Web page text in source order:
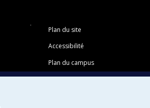
Plan du site
Accessibilité
Plan du campus